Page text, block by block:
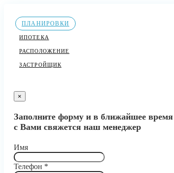
ПЛАНИРОВКИ
ИПОТЕКА
РАСПОЛОЖЕНИЕ
ЗАСТРОЙЩИК
×
Заполните форму и в ближайшее время
с Вами свяжется наш менеджер
Имя
Телефон *